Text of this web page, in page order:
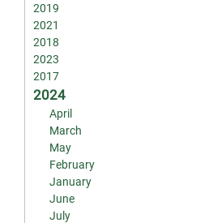
2019
2021
2018
2023
2017
2024
April
March
May
February
January
June
July